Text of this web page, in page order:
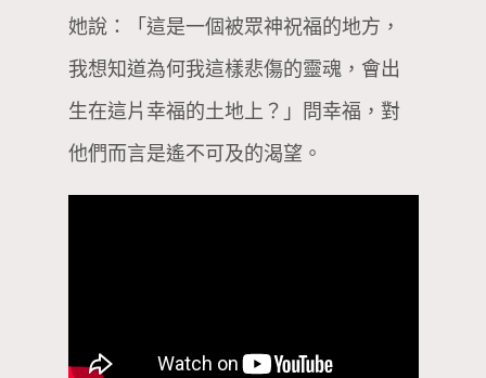
她說：「這是一個被眾神祝福的地方，
我想知道為何我這樣悲傷的靈魂，會出
生在這片幸福的土地上？」問幸福，對
他們而言是遙不可及的渴望。